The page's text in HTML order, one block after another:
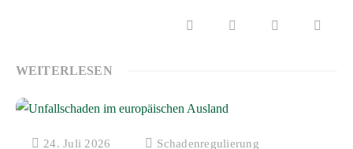
WEITERLESEN
24. Juli 2026 Schadenregulierung